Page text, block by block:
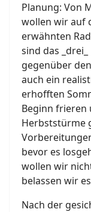
Planung: Von
wollen wir auf
erwähnten
sind das
gegenüber
auch ein
erhofften
Beginn frieren
Herbststürme
bevor es
wollen wir
belassen wir
Nach der